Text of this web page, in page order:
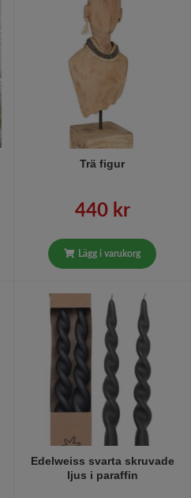
Trä figur
440 kr
Lägg i varukorg
Edelweiss svarta skruvade
ljus i paraffin